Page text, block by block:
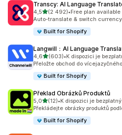
Transcy: AI Language
4,5z 5 hvězd
(2 492)
Celkový počet recenzí: 2492
•Free plan available
Auto-translate & switch
Built for Shopify
Langwill：AI Language
4,6z 5 hvězd
(603)
Celkový počet recenzí: 603
•K dispozici je
Přeložte obchod do
Built for Shopify
Překlad Obrázků Produktů
5,0z 5 hvězd
(12)
Celkový počet recenzí: 12
•K dispozici je
Překládejte obrázky produktů
Built for Shopify